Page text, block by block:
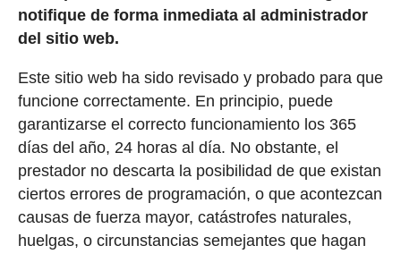
notifique de forma inmediata al administrador
del sitio web.
Este sitio web ha sido revisado y probado para que
funcione correctamente. En principio, puede
garantizarse el correcto funcionamiento los 365
días del año, 24 horas al día. No obstante, el
prestador no descarta la posibilidad de que existan
ciertos errores de programación, o que acontezcan
causas de fuerza mayor, catástrofes naturales,
huelgas, o circunstancias semejantes que hagan